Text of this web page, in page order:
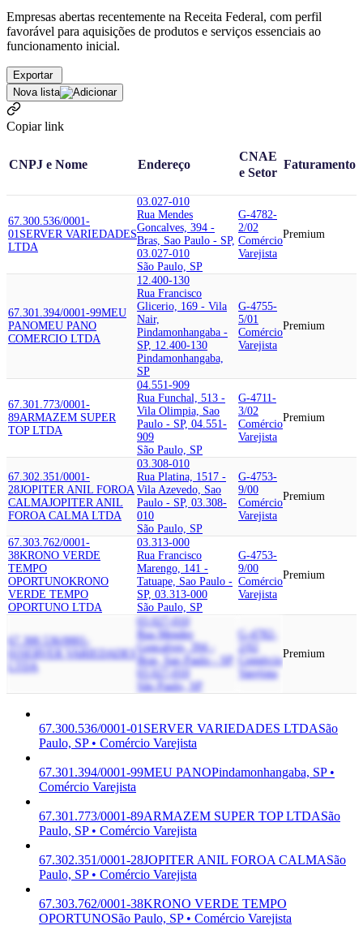
Empresas abertas recentemente na Receita Federal, com perfil
favorável para aquisições de produtos e serviços essenciais ao
funcionamento inicial.
Exportar
Nova lista
Copiar link
CNPJ e Nome Endereço
CNAE
e Setor
Faturamento
67.300.536/0001-
01SERVER VARIEDADES
LTDA
03.027-010
Rua Mendes
Goncalves, 394 -
Bras, Sao Paulo - SP,
03.027-010
São Paulo, SP
G-4782-
2/02
Comércio
Varejista
Premium
67.301.394/0001-99MEU
PANOMEU PANO
COMERCIO LTDA
12.400-130
Rua Francisco
Glicerio, 169 - Vila
Nair,
Pindamonhangaba -
SP, 12.400-130
Pindamonhangaba,
SP
G-4755-
5/01
Comércio
Varejista
Premium
67.301.773/0001-
89ARMAZEM SUPER
TOP LTDA
04.551-909
Rua Funchal, 513 -
Vila Olimpia, Sao
Paulo - SP, 04.551-
909
São Paulo, SP
G-4711-
3/02
Comércio
Varejista
Premium
67.302.351/0001-
28JOPITER ANIL FOROA
CALMAJOPITER ANIL
FOROA CALMA LTDA
03.308-010
Rua Platina, 1517 -
Vila Azevedo, Sao
Paulo - SP, 03.308-
010
São Paulo, SP
G-4753-
9/00
Comércio
Varejista
Premium
67.303.762/0001-
38KRONO VERDE
TEMPO
OPORTUNOKRONO
VERDE TEMPO
OPORTUNO LTDA
03.313-000
Rua Francisco
Marengo, 141 -
Tatuape, Sao Paulo -
SP, 03.313-000
São Paulo, SP
G-4753-
9/00
Comércio
Varejista
Premium
67.300.536/0001-
SERVER VARIEDADES
03.027-010
Rua Mendes
Goncalves, 394 -
Bras, Sao Paulo - SP,
03.027-010
São Paulo, SP
G-4782-
Comércio
Varejista
Premium
67.300.536/0001-01 SERVER VARIEDADES LTDASão
Paulo, SP • Comércio Varejista
67.301.394/0001-99MEU PANOPindamonhangaba, SP •
Comércio Varejista
67.301.773/0001-89ARMAZEM SUPER TOP LTDASão
Paulo, SP • Comércio Varejista
67.302.351/0001-28JOPITER ANIL FOROA CALMASão
Paulo, SP • Comércio Varejista
67.303.762/0001-38KRONO VERDE TEMPO
OPORTUNOSão Paulo, SP • Comércio Varejista